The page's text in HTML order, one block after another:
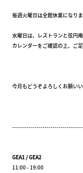
毎週火曜日は全館休業になりま
水曜日は、レストランと弦円
カレンダーをご確認の上、ご
今月もどうぞよろしくお願いい
GEA1 / GEA2
11:00 - 19:00